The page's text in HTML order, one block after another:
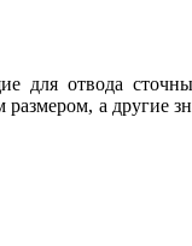
для отвода
а другие